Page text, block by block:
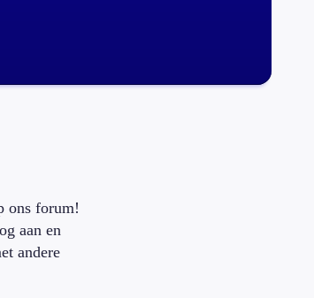
ons forum!
aan en
andere